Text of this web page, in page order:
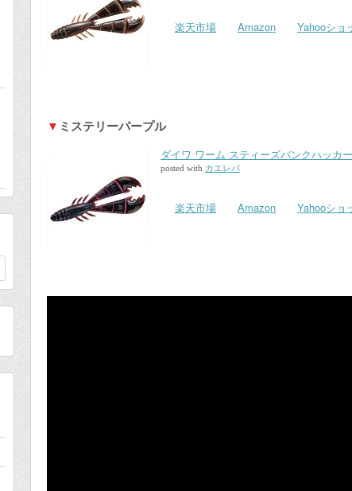
楽天市場 Amazon Yahooショ
▼ ミステリーパープル
ダイワ ワーム スティーズバンクハッカ
posted with カエレバ
楽天市場 Amazon Yahooショ